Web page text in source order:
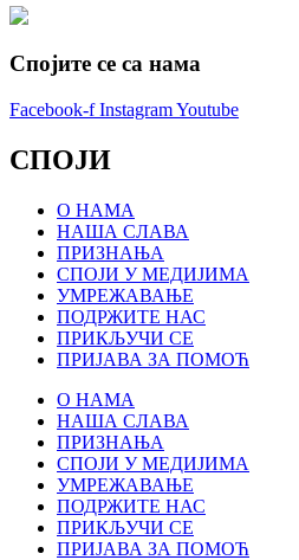
Спојите се са нама
Facebook-f InstagramYoutube
СПОЈИ
О НАМА
НАША СЛАВА
ПРИЗНАЊА
СПОЈИ У МЕДИЈИМА
УМРЕЖАВАЊЕ
ПОДРЖИТЕ НАС
ПРИКЉУЧИ СЕ
ПРИЈАВА ЗА ПОМОЋ
О НАМА
НАША СЛАВА
ПРИЗНАЊА
СПОЈИ У МЕДИЈИМА
УМРЕЖАВАЊЕ
ПОДРЖИТЕ НАС
ПРИКЉУЧИ СЕ
ПРИЈАВА ЗА ПОМОЋ